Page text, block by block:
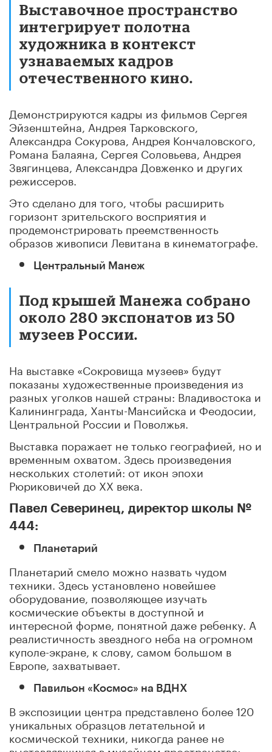
Выставочное пространство
интегрирует полотна
художника в контекст
узнаваемых кадров
отечественного кино.
Демонстрируются кадры из фильмов Сергея
Эйзенштейна, Андрея Тарковского,
Александра Сокурова, Андрея Кончаловского,
Романа Балаяна, Сергея Соловьева, Андрея
Звягинцева, Александра Довженко и других
режиссеров.
Это сделано для того, чтобы расширить
горизонт зрительского восприятия и
продемонстрировать преемственность
образов живописи Левитана в кинематографе.
Центральный Манеж
Под крышей Манежа собрано
около 280 экспонатов из 50
музеев России.
На выставке «Сокровища музеев» будут
показаны художественные произведения из
разных уголков нашей страны: Владивостока и
Калининграда, Ханты-Мансийска и Феодосии,
Центральной России и Поволжья.
Выставка поражает не только географией, но и
временным охватом. Здесь произведения
нескольких столетий: от икон эпохи
Рюриковичей до ХХ века.
Павел Северинец, директор школы №
444:
Планетарий
Планетарий смело можно назвать чудом
техники. Здесь установлено новейшее
оборудование, позволяющее изучать
космические объекты в доступной и
интересной форме, понятной даже ребенку. А
реалистичность звездного неба на огромном
куполе-экране, к слову, самом большом в
Европе, захватывает.
Павильон «Космос» на ВДНХ
В экспозиции центра представлено более 120
уникальных образцов летательной и
космической техники, никогда ранее не